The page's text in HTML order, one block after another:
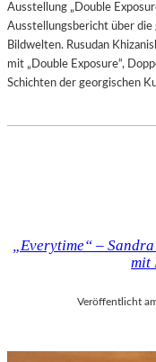
Ausstellung „Double
Ausstellungsbericht über
Bildwelten. Rusudan
mit „Double Exposure“,
Schichten der georgischen
„Everytime“ –
mit
Veröffentlicht